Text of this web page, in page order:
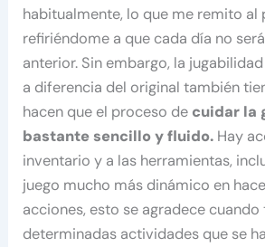
habitualmente, lo que me remito
refiriéndome a que cada día no
anterior. Sin embargo, la
a diferencia del original también
hacen que el proceso de cuidar la
bastante sencillo y fluido. Hay
inventario y a las herramientas,
juego mucho más dinámico en
acciones, esto se agradece
determinadas actividades que se